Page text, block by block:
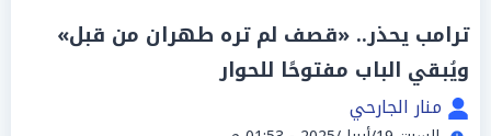
ترامب يحذر.. «قصف لم تره طهران من قبل»
ويُبقي الباب مفتوحًا للحوار
منار الجارحي